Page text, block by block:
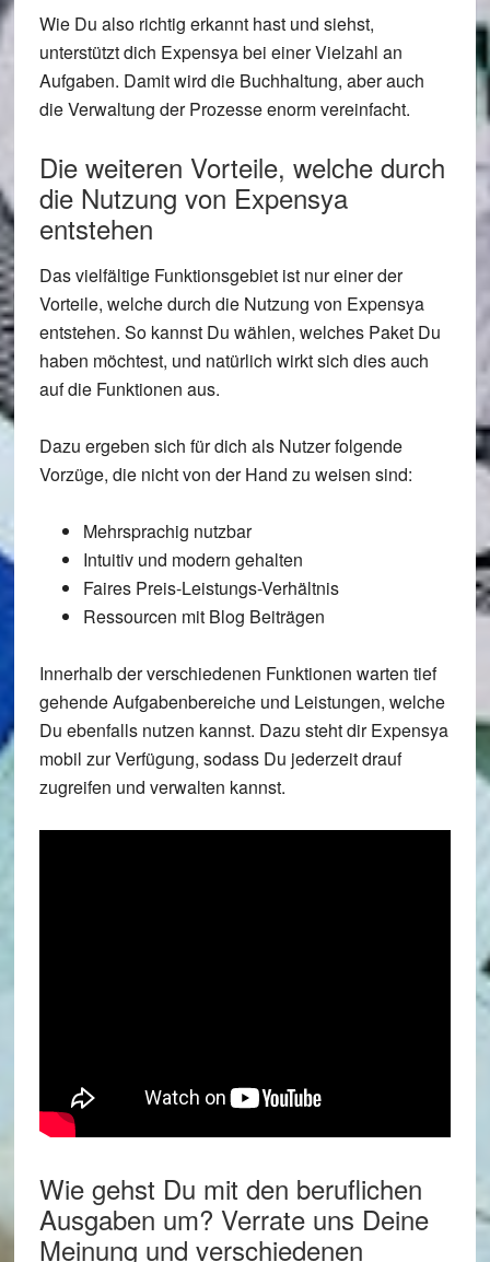
Wie Du also richtig erkannt hast und siehst,
unterstützt dich Expensya bei einer Vielzahl an
Aufgaben. Damit wird die Buchhaltung, aber auch
die Verwaltung der Prozesse enorm vereinfacht.
Die weiteren Vorteile, welche durch
die Nutzung von Expensya
entstehen
Das vielfältige Funktionsgebiet ist nur einer der
Vorteile, welche durch die Nutzung von Expensya
entstehen. So kannst Du wählen, welches Paket Du
haben möchtest, und natürlich wirkt sich dies auch
auf die Funktionen aus.
Dazu ergeben sich für dich als Nutzer folgende
Vorzüge, die nicht von der Hand zu weisen sind:
Mehrsprachig nutzbar
Intuitiv und modern gehalten
Faires Preis-Leistungs-Verhältnis
Ressourcen mit Blog Beiträgen
Innerhalb der verschiedenen Funktionen warten tief
gehende Aufgabenbereiche und Leistungen, welche
Du ebenfalls nutzen kannst. Dazu steht dir Expensya
mobil zur Verfügung, sodass Du jederzeit drauf
zugreifen und verwalten kannst.
Wie gehst Du mit den beruflichen
Ausgaben um? Verrate uns Deine
Meinung und verschiedenen